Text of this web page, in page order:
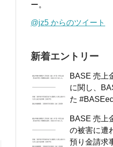
ー。
@jz5 からのツイート
新着エントリー
BASE 売上
に関し、
た #BASEec
BASE 売上
の被害に遭
預り金請求